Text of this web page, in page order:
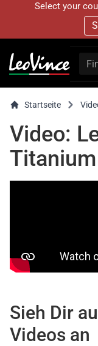
Select your
Startseite
Video:
Titanium
Sieh Dir
Videos an